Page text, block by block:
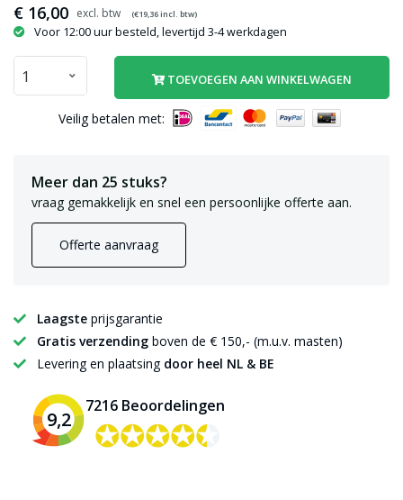
€ 16,00 (€19,36incl. btw)
Voor 12:00 uur besteld, levertijd 3-4 werkdagen
TOEVOEGEN AAN WINKELWAGEN
Veilig betalen met:
Meer dan 25 stuks?
vraag gemakkelijk en snel een persoonlijke offerte aan.
Offerte aanvraag
Laagste prijsgarantie
Gratis verzending boven de € 150,- (m.u.v. masten)
Levering en plaatsing door heel NL & BE
9,2
7216 Beoordelingen
✪✪✪✪✪
✪✪✪✪✪